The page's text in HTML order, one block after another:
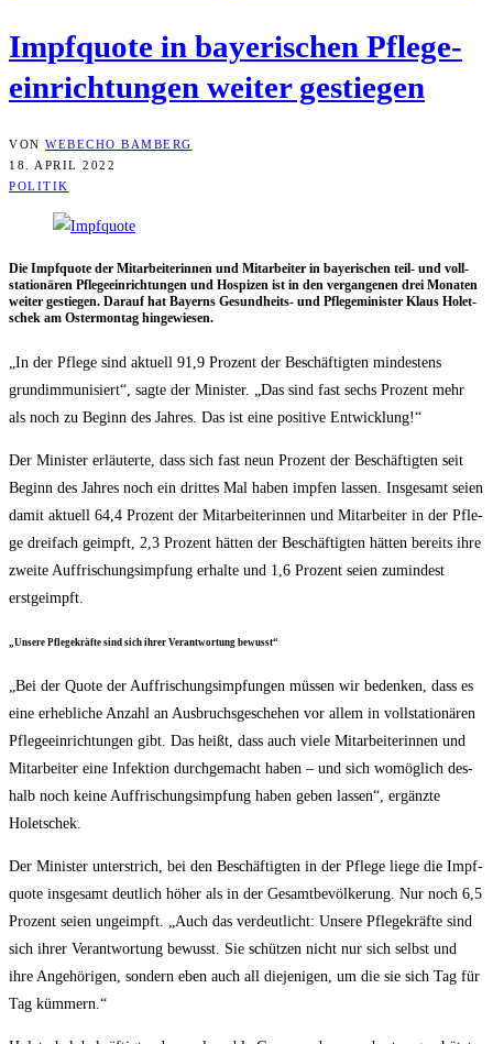
Impf­quo­te in baye­ri­schen Pfle­ge­
ein­rich­tun­gen wei­ter gestiegen
VON WEBECHO BAMBERG
18. APRIL 2022
POLITIK
Die Impf­quo­te der Mit­ar­bei­te­rin­nen und Mit­ar­bei­ter in baye­ri­schen teil- und voll­
sta­tio­nä­ren Pfle­ge­ein­rich­tun­gen und Hos­pi­zen ist in den ver­gan­ge­nen drei Mona­ten
wei­ter gestie­gen. Dar­auf hat Bay­erns Gesund­heits- und Pfle­ge­mi­nis­ter Klaus Holet­
schek am Oster­mon­tag hingewiesen.
„In der Pfle­ge sind aktu­ell 91,9 Pro­zent der Beschäf­tig­ten min­des­tens
grund­im­mu­ni­siert“, sag­te der Minis­ter. „Das sind fast sechs Pro­zent mehr
als noch zu Beginn des Jah­res. Das ist eine posi­ti­ve Entwicklung!“
Der Minis­ter erläu­ter­te, dass sich fast neun Pro­zent der Beschäf­tig­ten seit
Beginn des Jah­res noch ein drit­tes Mal haben imp­fen las­sen. Ins­ge­samt sei­en
damit aktu­ell 64,4 Pro­zent der Mit­ar­bei­te­rin­nen und Mit­ar­bei­ter in der Pfle­
ge drei­fach geimpft, 2,3 Pro­zent hät­ten der Beschäf­tig­ten hät­ten bereits ihre
zwei­te Auf­fri­schungs­imp­fung erhal­te und 1,6 Pro­zent sei­en zumin­dest
erstgeimpft.
„Unse­re Pfle­ge­kräf­te sind sich ihrer Ver­ant­wor­tung bewusst“
„Bei der Quo­te der Auf­fri­schungs­imp­fun­gen müs­sen wir beden­ken, dass es
eine erheb­li­che Anzahl an Aus­bruchs­ge­sche­hen vor allem in voll­sta­tio­nä­ren
Pfle­ge­ein­rich­tun­gen gibt. Das heißt, dass auch vie­le Mit­ar­bei­te­rin­nen und
Mit­ar­bei­ter eine Infek­ti­on durch­ge­macht haben – und sich womög­lich des­
halb noch kei­ne Auf­fri­schungs­imp­fung haben geben las­sen“, ergänz­te
Holetschek.
Der Minis­ter unter­strich, bei den Beschäf­tig­ten in der Pfle­ge lie­ge die Impf­
quo­te ins­ge­samt deut­lich höher als in der Gesamt­be­völ­ke­rung. Nur noch 6,5
Pro­zent sei­en unge­impft. „Auch das ver­deut­licht: Unse­re Pfle­ge­kräf­te sind
sich ihrer Ver­ant­wor­tung bewusst. Sie schüt­zen nicht nur sich selbst und
ihre Ange­hö­ri­gen, son­dern eben auch all die­je­ni­gen, um die sie sich Tag für
Tag kümmern.“